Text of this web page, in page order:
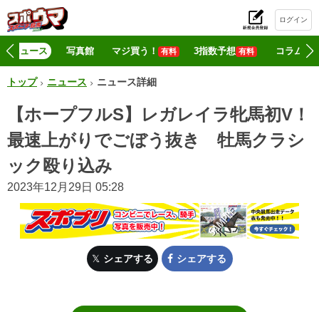
ログイン
ニュース 写真館 マジ買う！ 有料 3指数予想 有料 コラム
トップ ニュース ニュース詳細
【ホープフルS】レガレイラ牝馬初V！
最速上がりでごぼう抜き 牡馬クラシ
ック殴り込み
2023年12月29日 05:28
シェアする シェアする